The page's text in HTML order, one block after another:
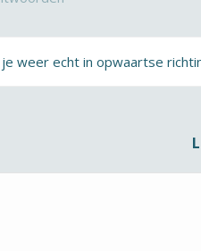
weer echt in opwaartse